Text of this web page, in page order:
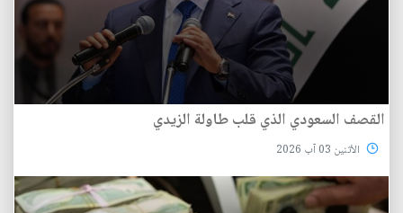
القصف السعودي الذي قلب طاولة الزيدي
الأثنين 03 آب 2026